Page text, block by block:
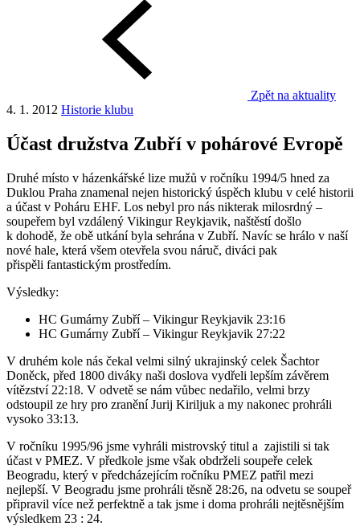
Zpět na aktuality
4. 1. 2012 Historie klubu
Účast družstva Zubří v pohárové Evropě
Druhé místo v házenkářské lize mužů v ročníku 1994/5 hned za
Duklou Praha znamenal nejen historický úspěch klubu v celé historii
a účast v Poháru EHF. Los nebyl pro nás nikterak milosrdný –
soupeřem byl vzdálený Vikingur Reykjavik, naštěstí došlo
k dohodě, že obě utkání byla sehrána v Zubří. Navíc se hrálo v naší
nové hale, která všem otevřela svou náruč, diváci pak
přispěli fantastickým prostředím.
Výsledky:
HC Gumárny Zubří – Vikingur Reykjavik 23:16
HC Gumárny Zubří – Vikingur Reykjavik 27:22
V druhém kole nás čekal velmi silný ukrajinský celek Šachtor
Doněck, před 1800 diváky naši doslova vydřeli lepším závěrem
vítězství 22:18. V odvetě se nám vůbec nedařilo, velmi brzy
odstoupil ze hry pro zranění Jurij Kiriljuk a my nakonec prohráli
vysoko 33:13.
V ročníku 1995/96 jsme vyhráli mistrovský titul a zajistili si tak
účast v PMEZ. V předkole jsme však obdrželi soupeře celek
Beogradu, který v předcházejícím ročníku PMEZ patřil mezi
nejlepší. V Beogradu jsme prohráli těsně 28:26, na odvetu se soupeř
připravil více než perfektně a tak jsme i doma prohráli nejtěsnějším
výsledkem 23 : 24.